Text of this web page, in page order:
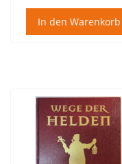
In den Warenkorb